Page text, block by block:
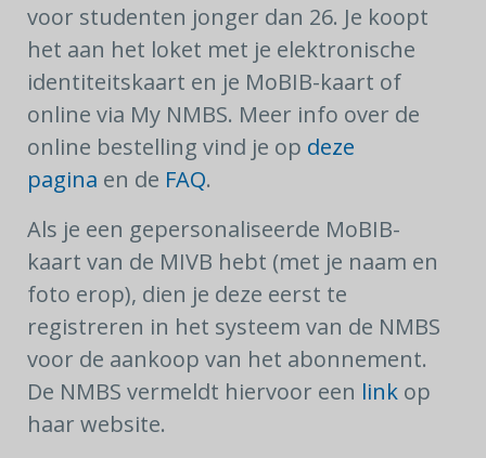
voor studenten jonger dan 26. Je koopt
het aan het loket met je elektronische
identiteitskaart en je MoBIB-kaart of
online via My NMBS. Meer info over de
online bestelling vind je op deze
pagina en de FAQ.
Als je een gepersonaliseerde MoBIB-
kaart van de MIVB hebt (met je naam en
foto erop), dien je deze eerst te
registreren in het systeem van de NMBS
voor de aankoop van het abonnement.
De NMBS vermeldt hiervoor een link op
haar website.